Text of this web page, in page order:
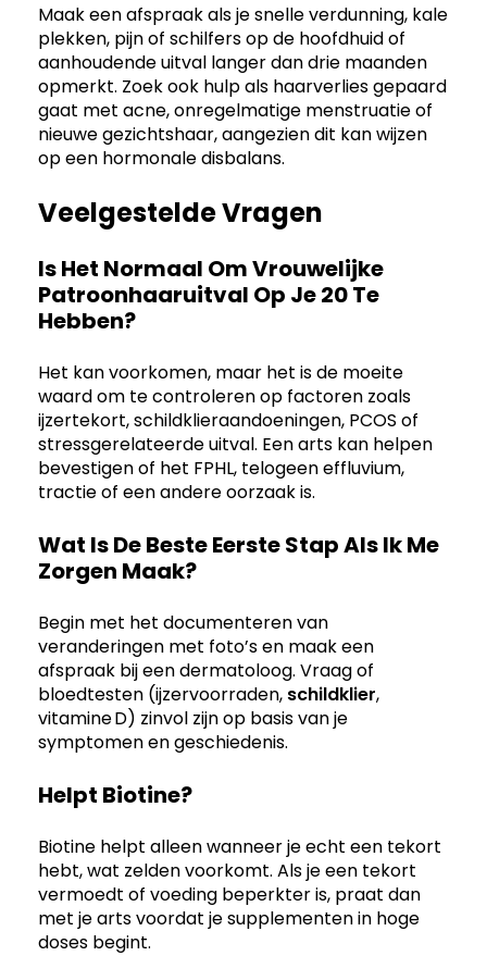
Maak een afspraak als je snelle verdunning, kale
plekken, pijn of schilfers op de hoofdhuid of
aanhoudende uitval langer dan drie maanden
opmerkt. Zoek ook hulp als haarverlies gepaard
gaat met acne, onregelmatige menstruatie of
nieuwe gezichtshaar, aangezien dit kan wijzen
op een hormonale disbalans.
Veelgestelde Vragen
Is Het Normaal Om Vrouwelijke
Patroonhaaruitval Op Je 20 Te
Hebben?
Het kan voorkomen, maar het is de moeite
waard om te controleren op factoren zoals
ijzertekort, schildklieraandoeningen, PCOS of
stressgerelateerde uitval. Een arts kan helpen
bevestigen of het FPHL, telogeen effluvium,
tractie of een andere oorzaak is.
Wat Is De Beste Eerste Stap Als Ik Me
Zorgen Maak?
Begin met het documenteren van
veranderingen met foto’s en maak een
afspraak bij een dermatoloog. Vraag of
bloedtesten (ijzervoorraden, schildklier,
vitamine D) zinvol zijn op basis van je
symptomen en geschiedenis.
Helpt Biotine?
Biotine helpt alleen wanneer je echt een tekort
hebt, wat zelden voorkomt. Als je een tekort
vermoedt of voeding beperkter is, praat dan
met je arts voordat je supplementen in hoge
doses begint.